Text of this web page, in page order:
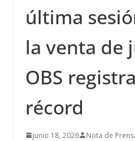
última
la venta de
OBS
récord
junio 18, 2026 Nota de